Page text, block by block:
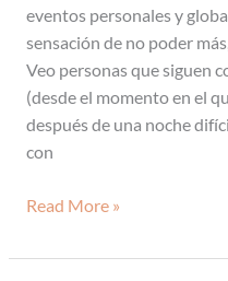
eventos personales y
sensación de no poder
Veo personas que siguen
(desde el momento en el
después de una noche
con
mismos
es
urgente
Read More »